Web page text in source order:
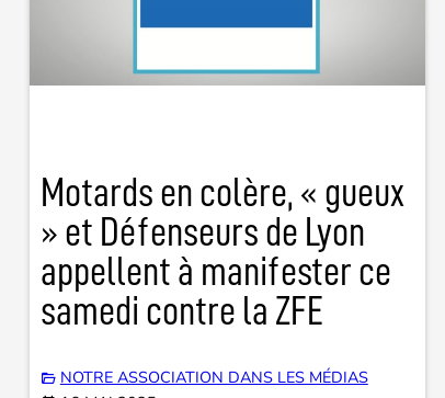
Motards en colère, « gueux
» et Défenseurs de Lyon
appellent à manifester ce
samedi contre la ZFE
NOTRE ASSOCIATION DANS LES MÉDIAS